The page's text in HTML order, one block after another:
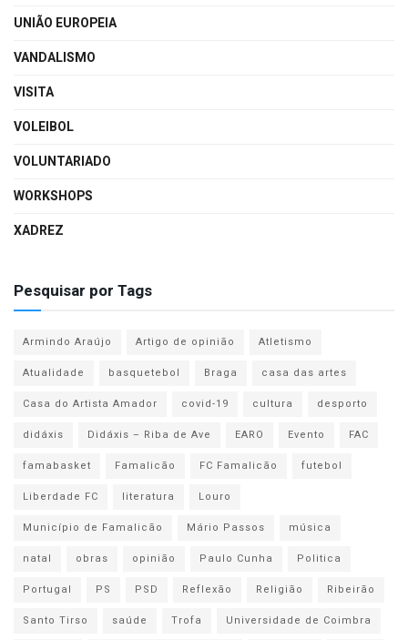
UNIÃO EUROPEIA
VANDALISMO
VISITA
VOLEIBOL
VOLUNTARIADO
WORKSHOPS
XADREZ
Pesquisar por Tags
Armindo Araújo Artigo de opinião
Atletismo
Atualidade
basquetebol Braga
casa das artes
Casa do Artista Amador
covid-19 cultura
desporto
didáxis
Didáxis – Riba de Ave EARO Evento
FAC
famabasket
Famalicão FC Famalicão
futebol
Liberdade FC
literatura
Louro
Município de Famalicão
Mário Passos
música
natal
obras opinião Paulo Cunha
Politica
Portugal
PS PSD Reflexão Religião
Ribeirão
Santo Tirso
saúde Trofa
Universidade de Coimbra